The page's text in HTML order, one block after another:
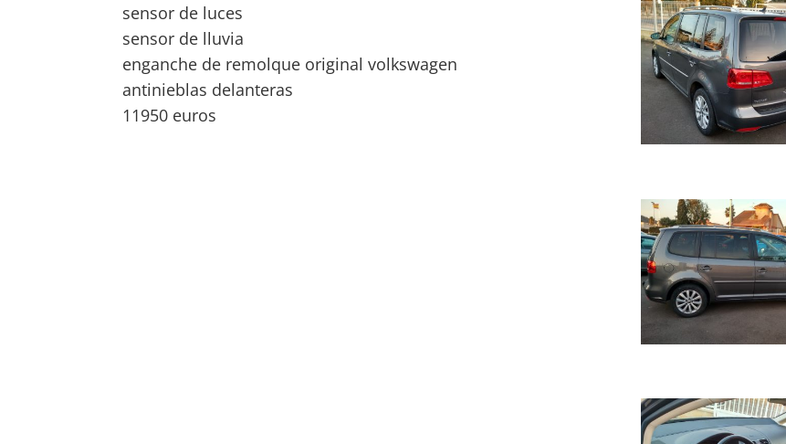
sensor de luces
sensor de lluvia
enganche de remolque original volkswagen
antinieblas delanteras
11950 euros